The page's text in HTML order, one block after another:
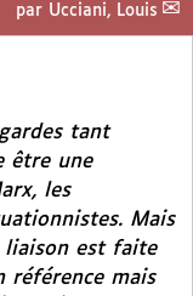
par Ucciani, Louis
tant
être une
les
Mais
liaison est faite
référence mais